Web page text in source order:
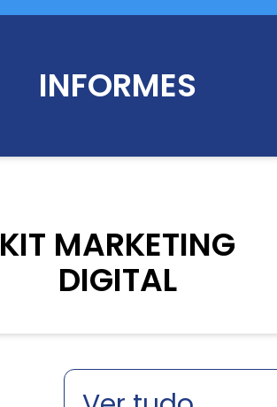
INFORMES
KIT MARKETING
DIGITAL